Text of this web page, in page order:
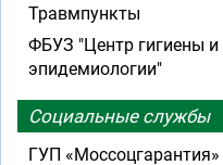
Травмпункты
ФБУЗ "Центр гигиены и
эпидемиологии"
Социальные службы
ГУП «Моссоцгарантия»